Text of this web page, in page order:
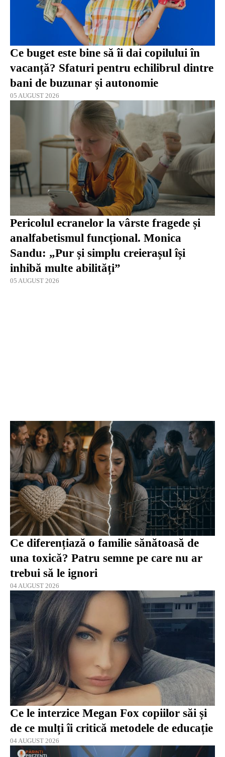
Ce buget este bine să îi dai copilului în
vacanță? Sfaturi pentru echilibrul dintre
bani de buzunar și autonomie
05 AUGUST 2026
Pericolul ecranelor la vârste fragede și
analfabetismul funcțional. Monica
Sandu: „Pur și simplu creierașul își
inhibă multe abilități”
05 AUGUST 2026
Ce diferențiază o familie sănătoasă de
una toxică? Patru semne pe care nu ar
trebui să le ignori
04 AUGUST 2026
Ce le interzice Megan Fox copiilor săi și
de ce mulți îi critică metodele de educație
04 AUGUST 2026